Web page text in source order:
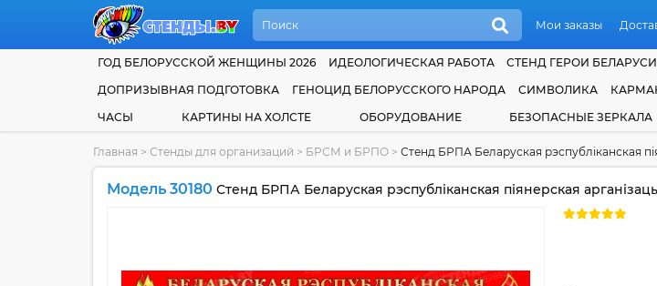
Мои заказы
ГОД БЕЛОРУССКОЙ ЖЕНЩИНЫ 2026 ИДЕОЛОГИЧЕСКАЯ РАБОТА СТЕНД ГЕРОИ БЕЛАРУСИ
ДОПРИЗЫВНАЯ ПОДГОТОВКА
ГЕНОЦИД БЕЛОРУССКОГО НАРОДА СИМВОЛИКА
ЧАСЫ
КАРТИНЫ НА ХОЛСТЕ ОБОРУДОВАНИЕ БЕЗОПАСНЫЕ ЗЕРКАЛА
Главная > Стенды для организаций > БРСМ и БРПО > Стенд БРПА Беларуская рэспубліканская
Модель 30180 Стенд БРПА Беларуская рэспубліканская піянерская